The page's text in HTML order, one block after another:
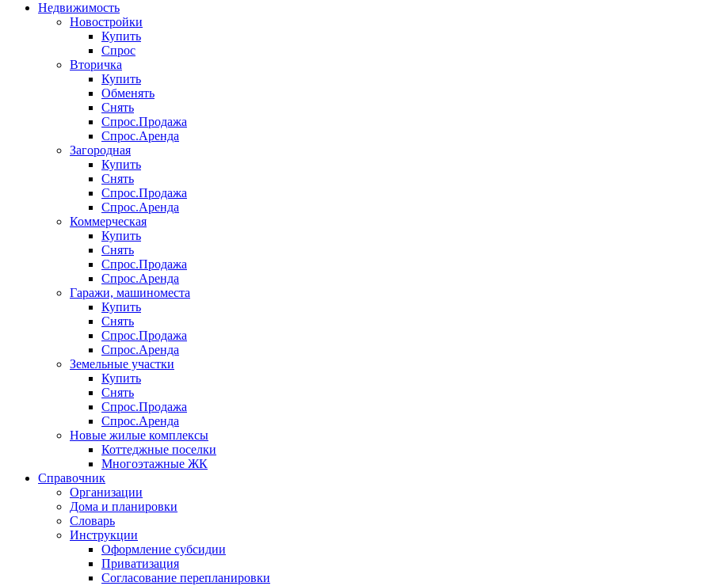
Недвижимость
Новостройки
Купить
Спрос
Вторичка
Купить
Обменять
Снять
Спрос.Продажа
Спрос.Аренда
Загородная
Купить
Снять
Спрос.Продажа
Спрос.Аренда
Коммерческая
Купить
Снять
Спрос.Продажа
Спрос.Аренда
Гаражи, машиноместа
Купить
Снять
Спрос.Продажа
Спрос.Аренда
Земельные участки
Купить
Снять
Спрос.Продажа
Спрос.Аренда
Новые жилые комплексы
Коттеджные поселки
Многоэтажные ЖК
Справочник
Организации
Дома и планировки
Словарь
Инструкции
Оформление субсидии
Приватизация
Согласование перепланировки